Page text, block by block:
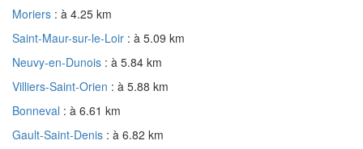
Moriers : à 4.25 km
Saint-Maur-sur-le-Loir : à 5.09 km
Neuvy-en-Dunois : à 5.84 km
Villiers-Saint-Orien : à 5.88 km
Bonneval : à 6.61 km
Gault-Saint-Denis : à 6.82 km